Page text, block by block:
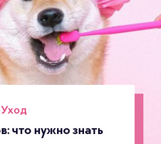
Уход
что нужно знать